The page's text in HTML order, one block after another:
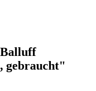
gebraucht"